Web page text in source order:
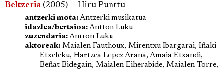
Beltzeria(2005) — Hiru Punttu
antzerki mota:Antzerki musikatua
idazlea/bertsioa:Antton Luku
zuzendaria:Antton Luku
aktoreak: Maialen Fauthoux, Mirentxu Ibargarai, Iñaki
Etxeleku, Hartzea Lopez Arana, Amaia Etxandi,
Beñat Bidegain, Maialen Eiherabide, Maialen Torre,